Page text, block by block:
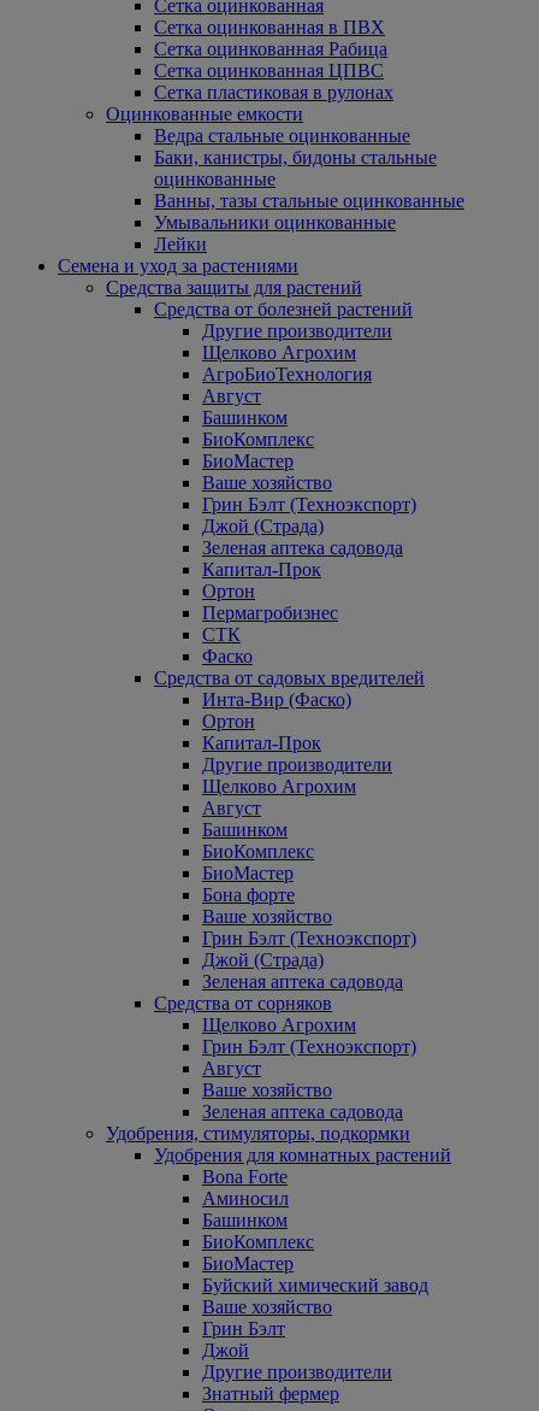
Сетка оцинкованная
Сетка оцинкованная в ПВХ
Сетка оцинкованная Рабица
Сетка оцинкованная ЦПВС
Сетка пластиковая в рулонах
Оцинкованные емкости
Ведра стальные оцинкованные
Баки, канистры, бидоны стальные
оцинкованные
Ванны, тазы стальные оцинкованные
Умывальники оцинкованные
Лейки
Семена и уход за растениями
Средства защиты для растений
Средства от болезней растений
Другие производители
Щелково Агрохим
АгроБиоТехнология
Август
Башинком
БиоКомплекс
БиоМастер
Ваше хозяйство
Грин Бэлт (Техноэкспорт)
Джой (Страда)
Зеленая аптека садовода
Капитал-Прок
Ортон
Пермагробизнес
СТК
Фаско
Средства от садовых вредителей
Инта-Вир (Фаско)
Ортон
Капитал-Прок
Другие производители
Щелково Агрохим
Август
Башинком
БиоКомплекс
БиоМастер
Бона форте
Ваше хозяйство
Грин Бэлт (Техноэкспорт)
Джой (Страда)
Зеленая аптека садовода
Средства от сорняков
Щелково Агрохим
Грин Бэлт (Техноэкспорт)
Август
Ваше хозяйство
Зеленая аптека садовода
Удобрения, стимуляторы, подкормки
Удобрения для комнатных растений
Bona Forte
Аминосил
Башинком
БиоКомплекс
БиоМастер
Буйский химический завод
Ваше хозяйство
Грин Бэлт
Джой
Другие производители
Знатный фермер